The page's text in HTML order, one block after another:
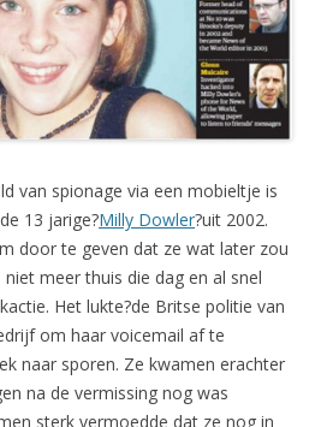
van spionage via een mobieltje is
13 jarige?Milly Dowler?uit 2002.
door te geven dat ze wat later zou
meer thuis die dag en al snel
Het lukte?de Britse politie van
om haar voicemail af te
naar sporen. Ze kwamen erachter
na de vermissing nog was
sterk vermoedde dat ze nog in